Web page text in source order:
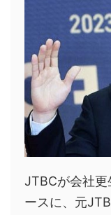
JTBCが会社更
ースに、元